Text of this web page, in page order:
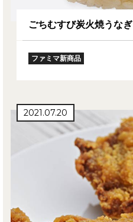
ごちむすび炭火焼うなぎ
ファミマ新商品
2021.07.20